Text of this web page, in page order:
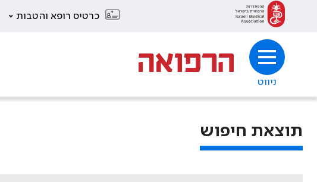
כרטיס רופא והטבות
ניווט
תוצאת חיפוש